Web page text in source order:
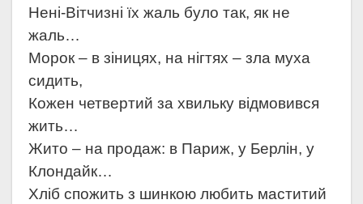
Нені-Вітчизні їх жаль було так, як не
жаль…
Морок – в зіницях, на нігтях – зла муха
сидить,
Кожен четвертий за хвильку відмовився
жить…
Жито – на продаж: в Париж, у Берлін, у
Клондайк…
Хліб спожить з шинкою любить маститий